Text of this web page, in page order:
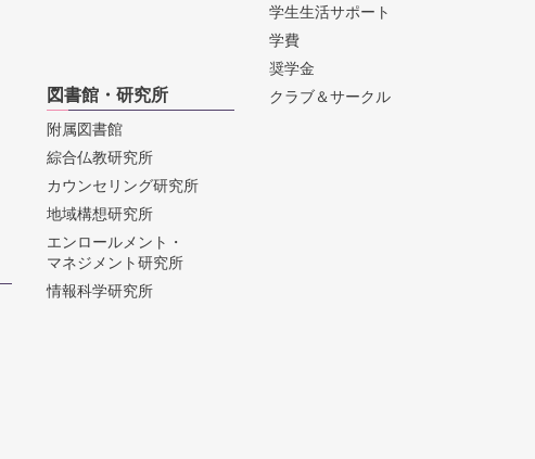
学生生活サポート
学費
奨学金
クラブ＆サークル
図書館・研究所
附属図書館
綜合仏教研究所
カウンセリング研究所
地域構想研究所
エンロールメント・
マネジメント研究所
情報科学研究所